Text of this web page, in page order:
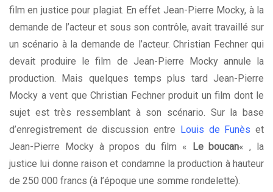
film en justice pour plagiat. En effet Jean-Pierre Mocky, à la
demande de l’acteur et sous son contrôle, avait travaillé sur
un scénario à la demande de l’acteur. Christian Fechner qui
devait produire le film de Jean-Pierre Mocky annule la
production. Mais quelques temps plus tard Jean-Pierre
Mocky a vent que Christian Fechner produit un film dont le
sujet est très ressemblant à son scénario. Sur la base
d’enregistrement de discussion entre
Louis de Funès et
Jean-Pierre Mocky à propos du film «
Le boucan« , la
justice lui donne raison et condamne la production à hauteur
de 250 000 francs (à l’époque une somme rondelette).